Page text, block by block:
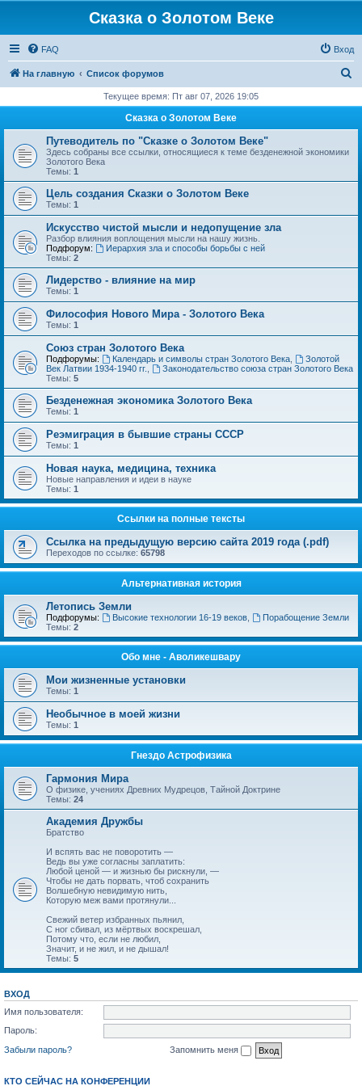
Сказка о Золотом Веке
FAQ Вход
На главную Список форумов
с
Текущее время: Пт авг 07, 2026 19:05
Сказка о Золотом Веке
Путеводитель по "Сказке о Золотом Веке"
Здесь собраны все ссылки, относящиеся к теме безденежной экономики
Золотого Века
Темы: 1
Цель создания Сказки о Золотом Веке
Темы: 1
Искусство чистой мысли и недопущение зла
Разбор влияния воплощения мысли на нашу жизнь.
Подфорум:
Иерархия зла и способы борьбы с ней
Темы: 2
Лидерство - влияние на мир
Темы: 1
Философия Нового Мира - Золотого Века
Темы: 1
Cоюз стран Золотого Века
Подфорумы: Календарь и символы стран Золотого Века,
Золотой
Век Латвии 1934-1940 гг.
Законодательство союза стран Золотого Века
Темы: 5
Безденежная экономика Золотого Века
Темы: 1
Реэмиграция в бывшие страны СССР
Темы: 1
Новая наука, медицина, техника
Новые направления и идеи в науке
Темы: 1
Ссылки на полные тексты
Ссылка на предыдущую версию сайта 2019 года (.pdf)
Переходов по ссылке: 65798
Альтернативная история
Летопись Земли
Подфорумы: Высокие технологии 16-19 веков,
Порабощение Земли
Темы: 2
Обо мне - Аволикешвару
Мои жизненные установки
Темы: 1
Необычное в моей жизни
Темы: 1
Гнездо Астрофизика
Гармония Мира
О физике, учениях Древних Мудрецов, Тайной Доктрине
Темы: 24
Академия Дружбы
Братство
И вспять вас не поворотить —
Ведь вы уже согласны заплатить:
Любой ценой — и жизнью бы рискнули, —
Чтобы не дать порвать, чтоб сохранить
Волшебную невидимую нить,
Которую меж вами протянули...
Свежий ветер избранных пьянил,
С ног сбивал, из мёртвых воскрешал,
Потому что, если не любил,
Значит, и не жил, и не дышал!
Темы: 5
ВХОД
Имя пользователя:
Пароль:
Забыли пароль?
Запомнить меня
КТО СЕЙЧАС НА КОНФЕРЕНЦИИ